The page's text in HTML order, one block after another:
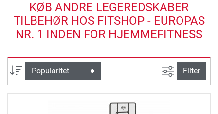
KØB ANDRE LEGEREDSKABER
TILBEHØR HOS FITSHOP - EUROPAS
NR. 1 INDEN FOR HJEMMEFITNESS
sortering Avanceret
Filter